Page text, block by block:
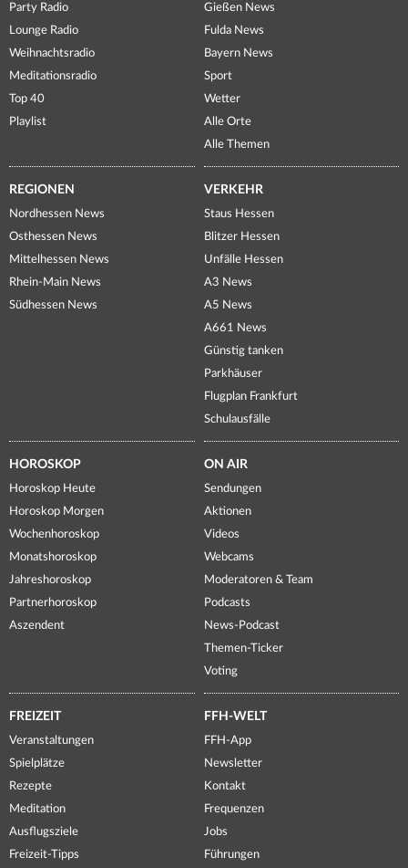
Party Radio
Lounge Radio
Weihnachtsradio
Meditationsradio
Top 40
Playlist
Gießen News
Fulda News
Bayern News
Sport
Wetter
Alle Orte
Alle Themen
REGIONEN
Nordhessen News
Osthessen News
Mittelhessen News
Rhein-Main News
Südhessen News
VERKEHR
Staus Hessen
Blitzer Hessen
Unfälle Hessen
A3 News
A5 News
A661 News
Günstig tanken
Parkhäuser
Flugplan Frankfurt
Schulausfälle
HOROSKOP
Horoskop Heute
Horoskop Morgen
Wochenhoroskop
Monatshoroskop
Jahreshoroskop
Partnerhoroskop
Aszendent
ON AIR
Sendungen
Aktionen
Videos
Webcams
Moderatoren & Team
Podcasts
News-Podcast
Themen-Ticker
Voting
FREIZEIT
Veranstaltungen
Spielplätze
Rezepte
Meditation
Ausflugsziele
Freizeit-Tipps
FFH-WELT
FFH-App
Newsletter
Kontakt
Frequenzen
Jobs
Führungen